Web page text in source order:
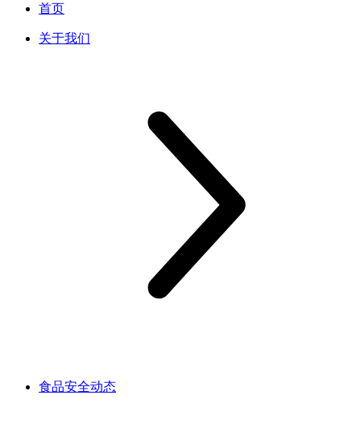
首页
关于我们
食品安全动态